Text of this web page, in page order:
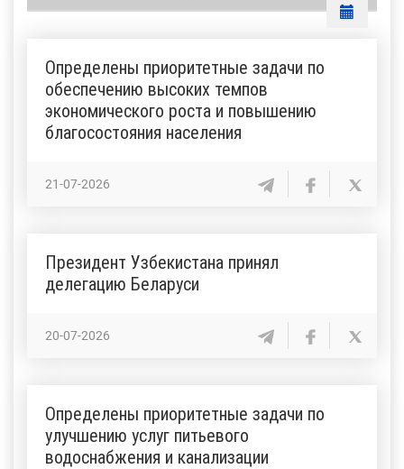
Определены приоритетные задачи по
обеспечению высоких темпов
экономического роста и повышению
благосостояния населения
21-07-2026
Президент Узбекистана принял
делегацию Беларуси
20-07-2026
Определены приоритетные задачи по
улучшению услуг питьевого
водоснабжения и канализации